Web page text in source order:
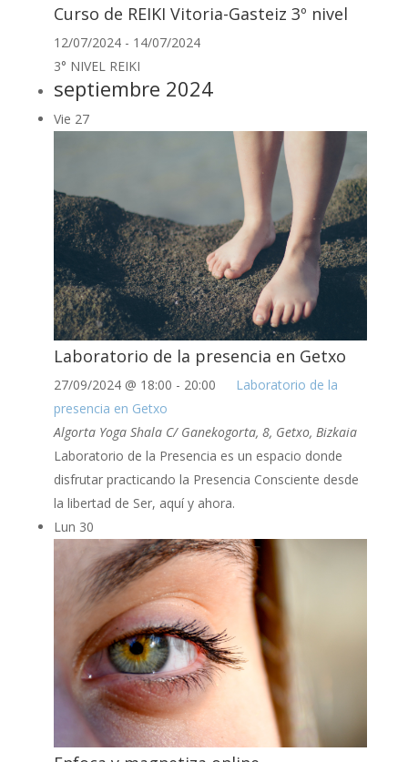
Curso de REIKI Vitoria-Gasteiz 3º nivel
12/07/2024- 14/07/2024
3° NIVEL REIKI
septiembre 2024
Vie 27
Laboratorio de la presencia en Getxo
27/09/2024 @ 18:00 - 20:00
Laboratorio de la
presencia en Getxo
Algorta Yoga Shala C/ Ganekogorta, 8, Getxo, Bizkaia
Laboratorio de la Presencia es un espacio donde
disfrutar practicando la Presencia Consciente desde
la libertad de Ser, aquí y ahora.
Lun 30